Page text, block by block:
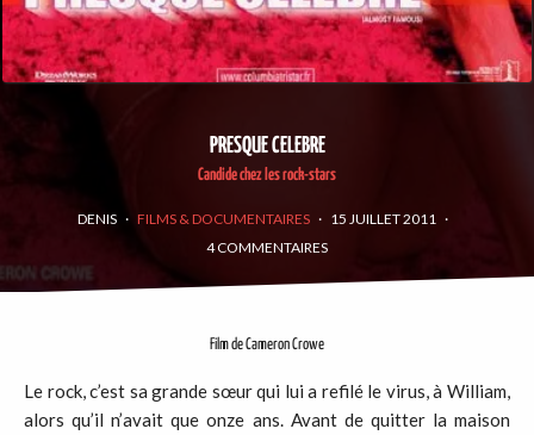
PRESQUE CELEBRE
Candide chez les rock-stars
DENIS · FILMS & DOCUMENTAIRES · 15 JUILLET 2011 ·
4 COMMENTAIRES
Film de Cameron Crowe
Le rock, c’est sa grande sœur qui lui a refilé le virus, à William,
alors qu’il n’avait que onze ans. Avant de quitter la maison